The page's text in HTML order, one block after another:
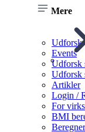
Mere
Udforsk
Events
Udforsk
Udforsk
Artikler
Login /
For
BMI
Beregner